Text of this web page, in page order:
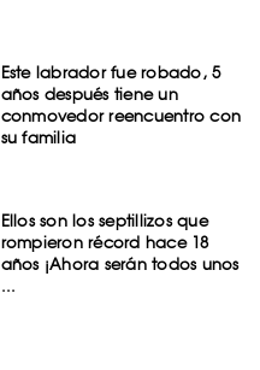
Este labrador fue robado, 5
años después tiene un
conmovedor reencuentro con
su familia
Ellos son los septillizos que
rompieron récord hace 18
años ¡Ahora serán todos unos
...